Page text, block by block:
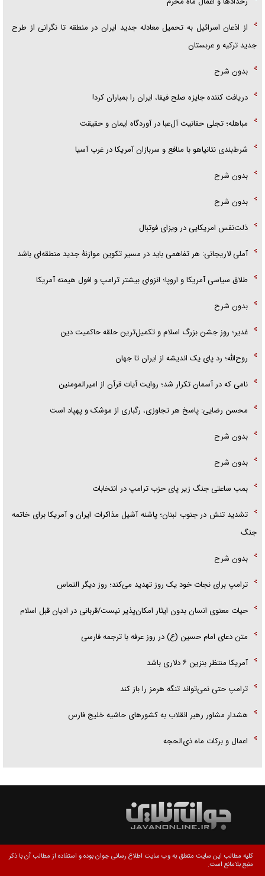
از اذعان اسرائیل به تحمیل معادله جدید ایران در منطقه تا نگرانی از طرح
جدید ترکیه و عربستان
بدون شرح
دریافت کننده جایزه صلح فیفا، ایران را بمباران کرد!
مباهله؛ تجلی حقانیت آل‌عبا در آوردگاه ایمان و حقیقت
شرط‌بندی نتانیاهو با منافع و سربازان آمریکا در غرب آسیا
بدون شرح
بدون شرح
ذلت‌نفس امریکایی در ویزای فوتبال
آملی لاریجانی: هر تفاهمی باید در مسیر تکوین موازنۀ جدید منطقه‌ای باشد
طلاق سیاسی آمریکا و اروپا؛ انزوای بیشتر ترامپ و افول هیمنه آمریکا
بدون شرح
غدیر؛ روز جشن بزرگ اسلام و تکمیل‌ترین حلقه حاکمیت دین
روح‌الله؛ رد پای یک اندیشه از ایران تا جهان
نامی که در آسمان تکرار شد؛ روایت آیات قرآن از امیرالمومنین
محسن رضایی: پاسخ هر تجاوزی، رگباری از موشک و پهپاد است
بدون شرح
بدون شرح
بمب ساعتی جنگ زیر پای حزب ترام‍پ در انتخابات
تشدید تنش در جنوب لبنان؛ پاشنه آشیل مذاکرات ایران و آمریکا برای خاتمه
جنگ
بدون شرح
ترامپ برای نجات خود یک روز تهدید می‌کند؛ روز دیگر التماس
حیات معنوی انسان بدون ایثار امکان‌پذیر نیست/قربانی در ادیان قبل اسلام
متن دعای امام حسین (ع) در روز عرفه با ترجمه فارسی
آمریکا منتظر بنزین ۶ دلاری باشد
ترامپ حتی نمی‌تواند تنگه هرمز را باز کند
هشدار مشاور رهبر انقلاب به کشور‌های حاشیه خلیج فارس
اعمال و برکات ماه ذی‌الحجه
کلیه مطالب این سایت متعلق به وب سایت اطلاع رسانی جوان بوده و استفاده از مطالب آن با ذکر
منبع بلامانع است.